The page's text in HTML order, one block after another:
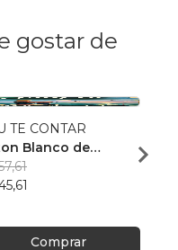
gostar de
TE CONTAR
Blanco de
Trindade
Comprar
R$